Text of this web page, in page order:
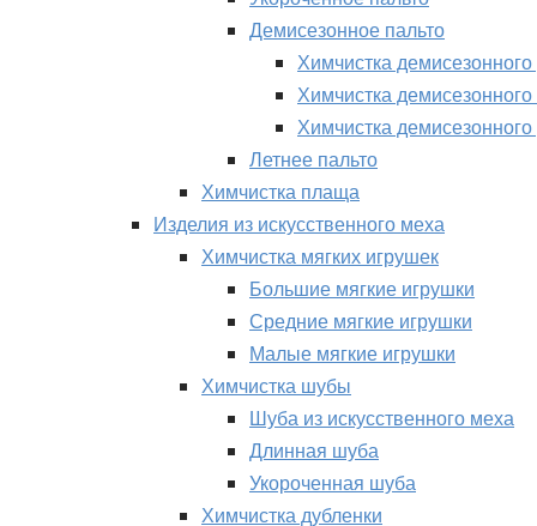
Демисезонное пальто
Химчистка
Химчистка
Химчистка
Летнее пальто
Химчистка плаща
Изделия из искусственного меха
Химчистка мягких игрушек
Большие мягкие игрушки
Средние мягкие игрушки
Малые мягкие игрушки
Химчистка шубы
Шуба из искусственного меха
Длинная шуба
Укороченная шуба
Химчистка дубленки